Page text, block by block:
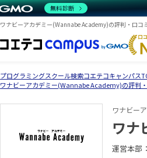
ワナビーアカデミー(Wannabe Academy)の評判・口コ
プログラミングスクール検索コエテコキャンパス
ワナビーアカデミー(Wannabe Academy)の評判
ワナビー
ワナ
運営本部
無料診断